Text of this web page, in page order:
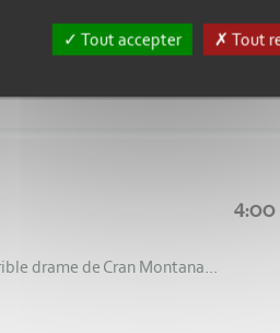
du terrible drame de Cran Montana...
4:00
drame de Cran Montana...
Tout accepter Tout